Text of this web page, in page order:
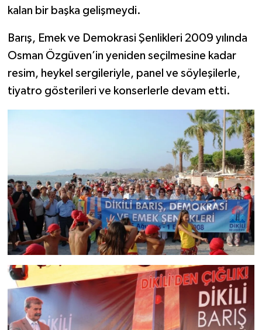
kalan bir başka gelişmeydi.
Barış, Emek ve Demokrasi Şenlikleri 2009 yılında
Osman Özgüven’in yeniden seçilmesine kadar
resim, heykel sergileriyle, panel ve söyleşilerle,
tiyatro gösterileri ve konserlerle devam etti.